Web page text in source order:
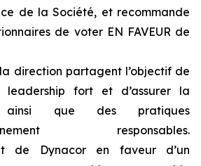
de la Société, et recommande
de voter EN FAVEUR de
direction partagent l’objectif de
leadership fort et d’assurer la
ainsi que des pratiques
responsables.
de Dynacor en faveur d’un